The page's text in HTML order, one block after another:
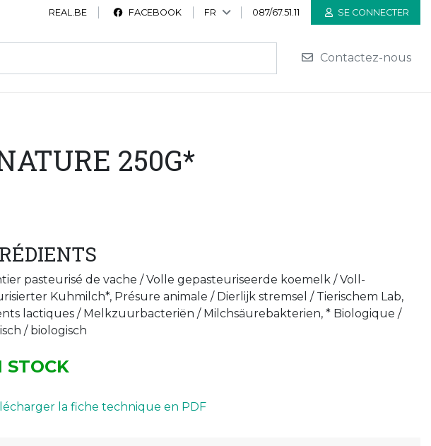
REAL.BE FACEBOOK FR 087/67.51.11 SE CONNECTER
Contactez-nous
250G*
pasteurisé de vache / Volle gepasteuriseerde koemelk / Voll-
Kuhmilch*, Présure animale / Dierlijk stremsel / Tierischem Lab,
lactiques / Melkzuurbacteriën / Milchsäurebakterien, * Biologique /
/ biologisch
STOCK
la fiche technique en PDF